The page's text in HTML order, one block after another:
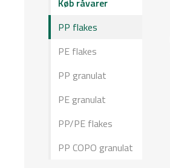
Køb råvarer
PP flakes
PE flakes
PP granulat
PE granulat
PP/PE flakes
PP COPO granulat